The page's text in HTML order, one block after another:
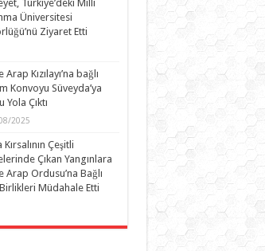
Türkiye’deki Milli
Üniversitesi
Ziyaret Etti
Arap Kızılayı’na bağlı
Konvoyu Süveyda’ya
Yola Çıktı
2025
Çeşitli
Çıkan Yangınlara
Arap Ordusu’na Bağlı
Müdahale Etti